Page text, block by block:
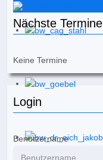
Nächste Termine
Keine Termine
Login
Benutzername